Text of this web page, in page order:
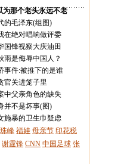
为那个老头永远不老
的毛泽东(组图)
在绝对唱响做评委
国锋视察大庆油田
雨是侮辱中国人？
事件:被推下的是谁
官关进笼子里
中父亲角色的缺失
并不是坏事(图)
施暴的卫生巾疑虑
珠峰 福娃 母亲节 印花税
谢霆锋 CNN 中国足球 张